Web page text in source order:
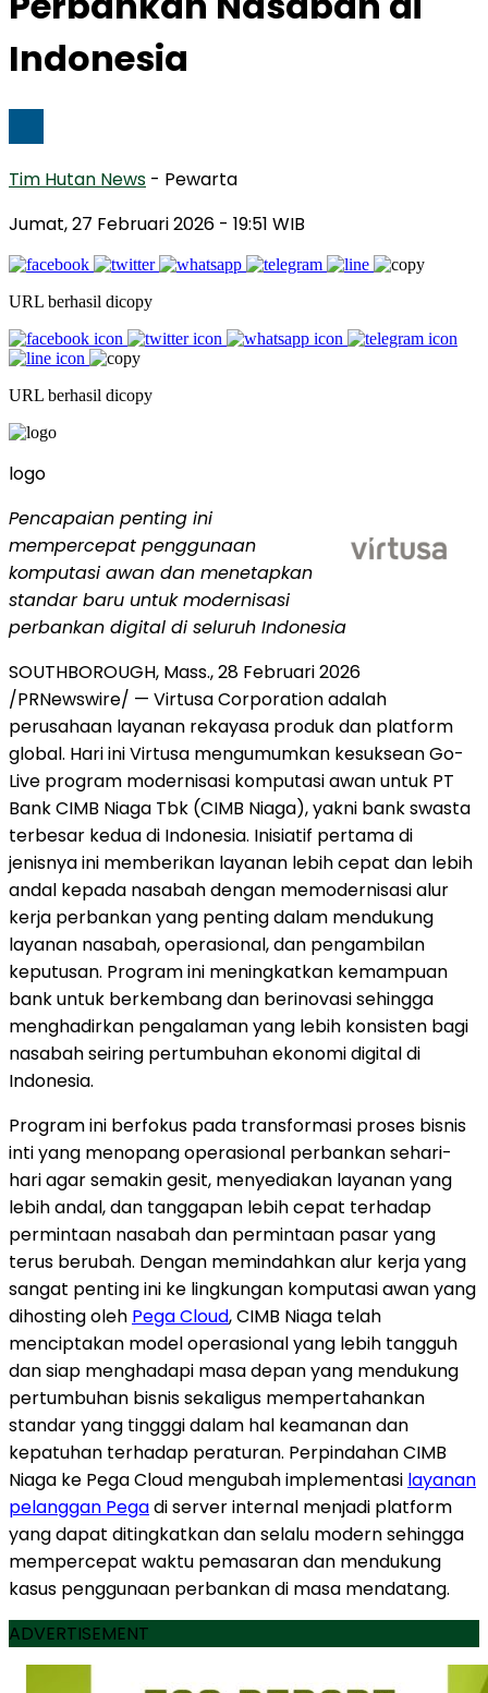
Indonesia
Tim Hutan News - Pewarta
Jumat, 27 Februari 2026 - 19:51 WIB
URL berhasil dicopy
URL berhasil dicopy
logo
Pencapaian penting ini
mempercepat penggunaan
komputasi awan dan menetapkan
standar baru untuk modernisasi
perbankan digital di seluruh Indonesia
SOUTHBOROUGH, Mass.,28 Februari 2026
/PRNewswire/ — Virtusa Corporation adalah
perusahaan layanan rekayasa produk dan platform
global. Hari ini Virtusa mengumumkan kesuksean Go-
Live program modernisasi komputasi awan untuk PT
Bank CIMB Niaga Tbk (CIMB Niaga), yakni bank swasta
terbesar kedua di Indonesia. Inisiatif pertama di
jenisnya ini memberikan layanan lebih cepat dan lebih
andal kepada nasabah dengan memodernisasi alur
kerja perbankan yang penting dalam mendukung
layanan nasabah, operasional, dan pengambilan
keputusan. Program ini meningkatkan kemampuan
bank untuk berkembang dan berinovasi sehingga
menghadirkan pengalaman yang lebih konsisten bagi
nasabah seiring pertumbuhan ekonomi digital di
Indonesia.
Program ini berfokus pada transformasi proses bisnis
inti yang menopang operasional perbankan sehari-
hari agar semakin gesit, menyediakan layanan yang
lebih andal, dan tanggapan lebih cepat terhadap
permintaan nasabah dan permintaan pasar yang
terus berubah. Dengan memindahkan alur kerja yang
sangat penting ini ke lingkungan komputasi awan yang
dihosting oleh Pega Cloud, CIMB Niaga telah
menciptakan model operasional yang lebih tangguh
dan siap menghadapi masa depan yang mendukung
pertumbuhan bisnis sekaligus mempertahankan
standar yang tingggi dalam hal keamanan dan
kepatuhan terhadap peraturan. Perpindahan CIMB
Niaga ke Pega Cloud mengubah implementasi layanan
pelanggan Pegadi server internal menjadi platform
yang dapat ditingkatkan dan selalu modern sehingga
mempercepat waktu pemasaran dan mendukung
kasus penggunaan perbankan di masa mendatang.
ADVERTISEMENT